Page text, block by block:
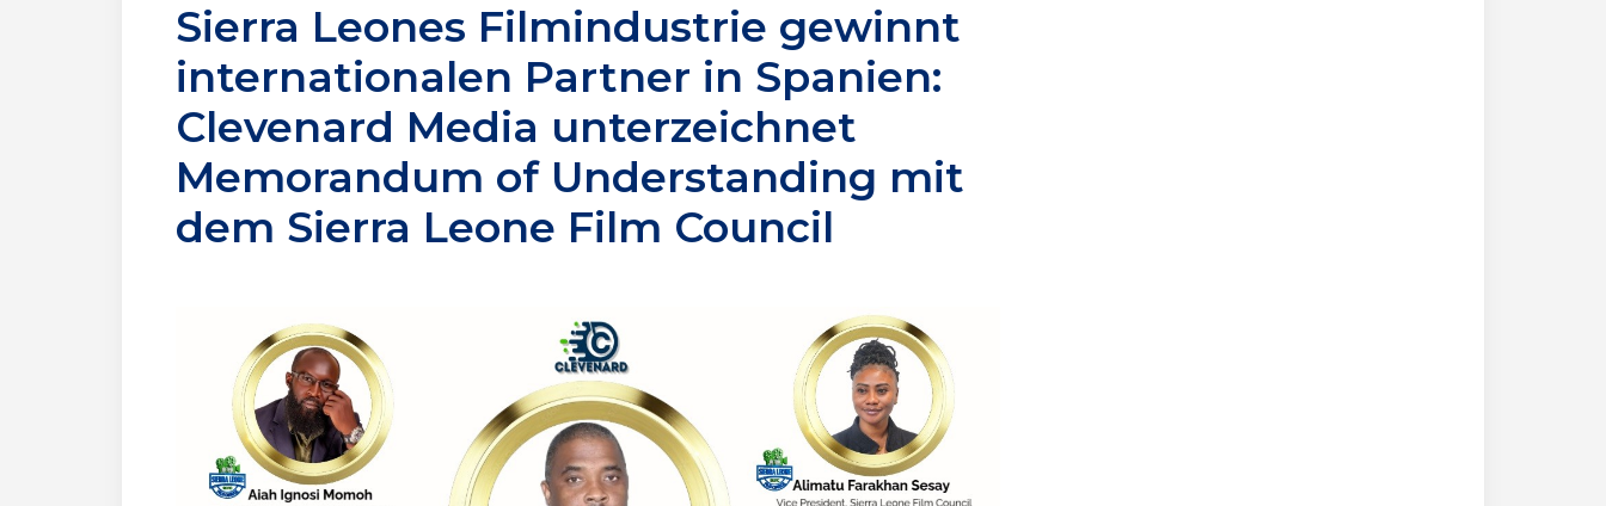
Sierra Leones Filmindustrie gewinnt
internationalen Partner in Spanien:
Clevenard Media unterzeichnet
Memorandum of Understanding mit
dem Sierra Leone Film Council